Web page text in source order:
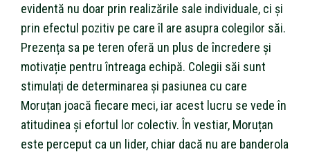
evidentă nu doar prin realizările sale individuale, ci și
prin efectul pozitiv pe care îl are asupra colegilor săi.
Prezența sa pe teren oferă un plus de încredere și
motivație pentru întreaga echipă. Colegii săi sunt
stimulați de determinarea și pasiunea cu care
Moruțan joacă fiecare meci, iar acest lucru se vede în
atitudinea și efortul lor colectiv. În vestiar, Moruțan
este perceput ca un lider, chiar dacă nu are banderola